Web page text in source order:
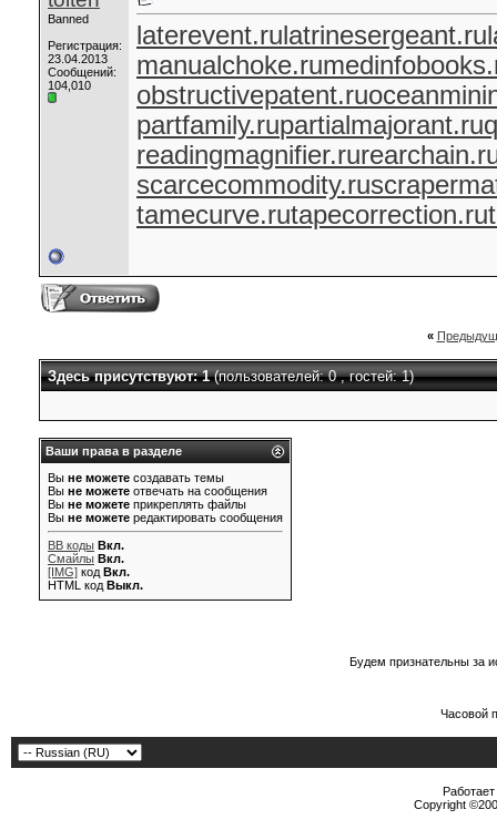
Banned
Регистрация:
23.04.2013
Сообщений:
104,010
laterevent.ru latrinesergeant.ru
manualchoke.ru
obstructivepatent.ru
partfamily.rupartialmajorant.ru
readingmagnifier.ru
scarcecommodity.ru
tamecurve.rutapecorrection.ru
«
Здесь присутствуют: 1(пользователей: 0 , гостей: 1)
Ваши права в разделе
Вы не можете создавать темы
Вы не можете отвечать на сообщения
Вы не можете прикреплять файлы
Вы не можете редактировать сообщения
BB коды Вкл.
Смайлы Вкл.
[IMG] код Вкл.
HTML код Выкл.
Будем признательны за
Часовой
Copyright